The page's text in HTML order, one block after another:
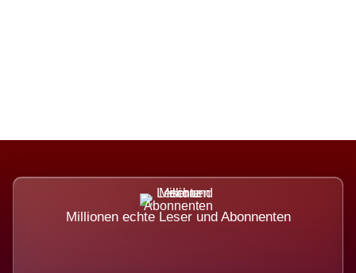
Millionen echte Leser und Abonnenten